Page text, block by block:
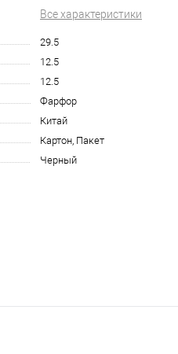
Все характеристики
29.5
12.5
12.5
Фарфор
Китай
Картон, Пакет
Черный